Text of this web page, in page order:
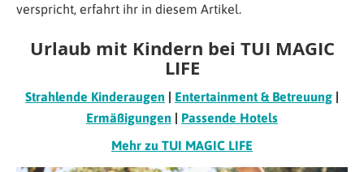
verspricht, erfahrt ihr in diesem Artikel.
Urlaub mit Kindern bei TUI MAGIC
LIFE
Strahlende Kinderaugen | Entertainment & Betreuung |
Ermäßigungen | Passende Hotels
Mehr zu TUI MAGIC LIFE